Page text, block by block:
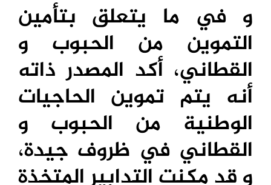
و في ما يتعلق بتأمين
التموين من الحبوب و
القطاني، أكد المصدر ذاته
أنه يتم تموين الحاجيات
الوطنية من الحبوب و
القطاني في ظروف جيدة،
و قد مكنت التدابير المتخذة